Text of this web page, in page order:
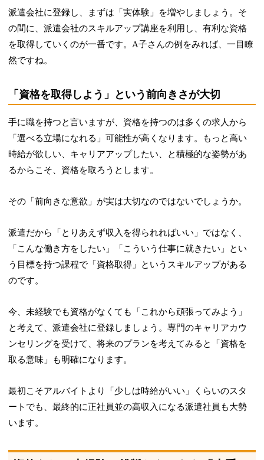
派遣会社に登録し、まずは「実体験」を増やしましょう。そ
の間に、派遣会社のスキルアップ講座を利用し、有利な資格
を取得していくのが一番です。A子さんの例をみれば、一目瞭
然ですね。
「資格を取得しよう」という前向きさが大切
手に職を持つと言いますが、資格を持つのは多くの求人から
「選べる立場になれる」可能性が高くなります。
もっと高い
時給が欲しい、キャリアアップしたい、と積極的な姿勢があ
るからこそ、資格を取ろうとします。
その「前向きな意欲」が実は大切なのではないでしょうか。
派遣だから「とりあえず収入を得られればいい」ではなく、
「こんな働き方をしたい」「こういう仕事に就きたい」とい
う目標を持つ課程で「資格取得」というスキルアップがある
のです。
今、未経験でも資格がなくても「これから頑張ってみよう」
と考えて、派遣会社に登録しましょう。専門のキャリアカウ
ンセリングを受けて、将来のプランを考えてみると「資格を
取る意味」も明確になります。
最初こそアルバイトより「少しは時給がいい」くらいのスタ
ートでも、最終的に正社員並の高収入になる派遣社員も大勢
います。